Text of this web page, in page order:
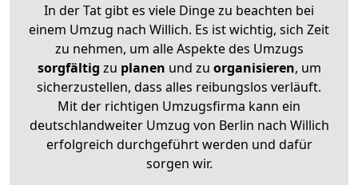
In der Tat gibt es viele Dinge zu beachten bei
einem Umzug nach Willich. Es ist wichtig, sich Zeit
zu nehmen, um alle Aspekte des Umzugs
sorgfältig zu planen und zu organisieren, um
sicherzustellen, dass alles reibungslos verläuft.
Mit der richtigen Umzugsfirma kann ein
deutschlandweiter Umzug von Berlin nach Willich
erfolgreich durchgeführt werden und dafür
sorgen wir.